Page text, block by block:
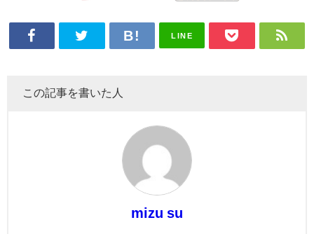
LINE
この記事を書いた人
mizu su